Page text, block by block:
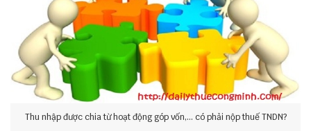
Thu nhập được chia từ hoạt động góp vốn,... có phải nộp thuế TNDN?